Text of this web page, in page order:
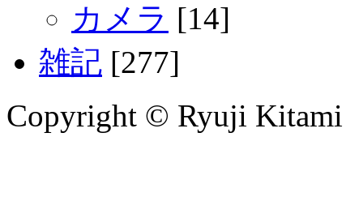
カメラ [14]
雑記 [277]
Copyright © Ryuji Kitami